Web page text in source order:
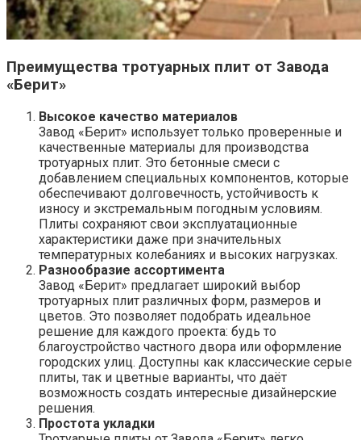
Преимущества тротуарных плит от Завода
«Берит»
Высокое качество материалов
Завод «Берит» использует только проверенные и
качественные материалы для производства
тротуарных плит. Это бетонные смеси с
добавлением специальных компонентов, которые
обеспечивают долговечность, устойчивость к
износу и экстремальным погодным условиям.
Плиты сохраняют свои эксплуатационные
характеристики даже при значительных
температурных колебаниях и высоких нагрузках.
Разнообразие ассортимента
Завод «Берит» предлагает широкий выбор
тротуарных плит различных форм, размеров и
цветов. Это позволяет подобрать идеальное
решение для каждого проекта: будь то
благоустройство частного двора или оформление
городских улиц. Доступны как классические серые
плиты, так и цветные варианты, что даёт
возможность создать интересные дизайнерские
решения.
Простота укладки